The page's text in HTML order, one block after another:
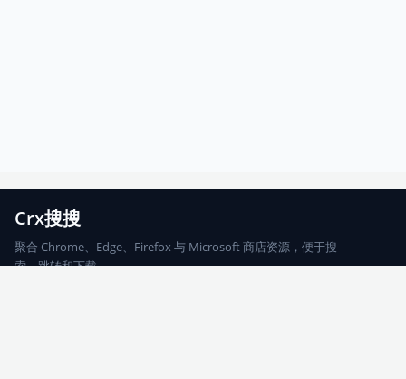
Crx搜搜
聚合 Chrome、Edge、Firefox 与 Microsoft 商店资源，便于搜
索、跳转和下载。